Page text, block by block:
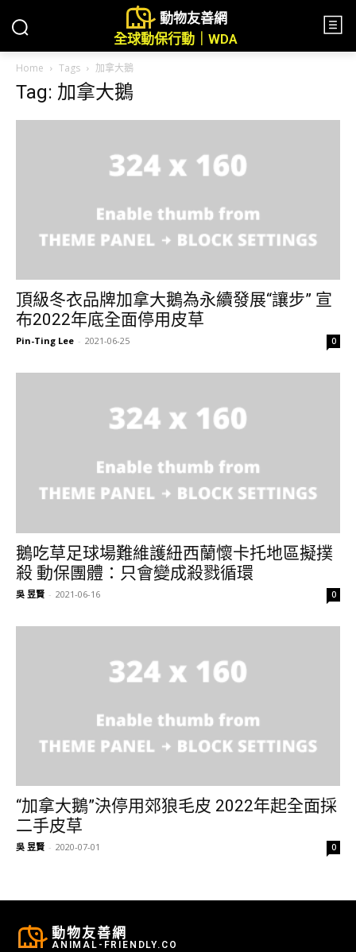
動物友善網
全球動保行動｜WDA
Home Tags 加拿大鵝
Tag: 加拿大鵝
頂級冬衣品牌加拿大鵝為永續發展“讓步” 宣
布2022年底全面停用皮草
Pin-Ting Lee - 2021-06-25 0
鵝吃草足球場難維護紐西蘭懷卡托地區擬撲
殺 動保團體：只會變成殺戮循環
吳 昱賢 - 2021-06-16 0
“加拿大鵝”決停用郊狼毛皮 2022年起全面採
二手皮草
吳 昱賢 - 2020-07-01 0
動物友善網
ANIMAL-FRIENDLY.CO